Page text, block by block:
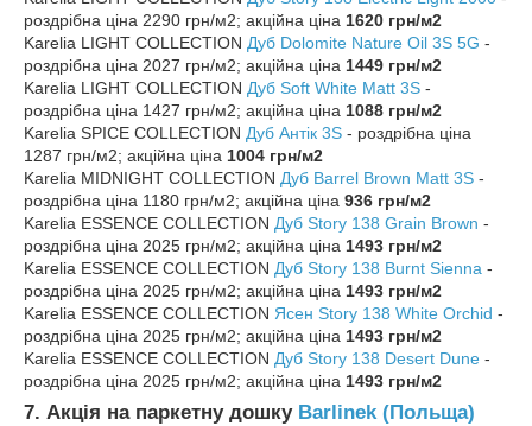
роздрібна ціна 2290 грн/м2; акційна ціна 1620 грн/м2
Karelia LIGHT COLLECTION Дуб Dolomite Nature Oil 3S 5G -
роздрібна ціна 2027 грн/м2; акційна ціна 1449 грн/м2
Karelia LIGHT COLLECTION Дуб Soft White Matt 3S -
роздрібна ціна 1427 грн/м2; акційна ціна 1088 грн/м2
Karelia SPICE COLLECTION Дуб Антік 3S - роздрібна ціна
1287 грн/м2; акційна ціна 1004 грн/м2
Karelia MIDNIGHT COLLECTION Дуб Barrel Brown Matt 3S -
роздрібна ціна 1180 грн/м2; акційна ціна 936 грн/м2
Karelia ESSENCE COLLECTION Дуб Story 138 Grain Brown -
роздрібна ціна 2025 грн/м2; акційна ціна 1493 грн/м2
Karelia ESSENCE COLLECTION Дуб Story 138 Burnt Sienna -
роздрібна ціна 2025 грн/м2; акційна ціна 1493 грн/м2
Karelia ESSENCE COLLECTION Ясен Story 138 White Orchid -
роздрібна ціна 2025 грн/м2; акційна ціна 1493 грн/м2
Karelia ESSENCE COLLECTION Дуб Story 138 Desert Dune -
роздрібна ціна 2025 грн/м2; акційна ціна 1493 грн/м2
7. Акція на паркетну дошку Barlinek(Польща)